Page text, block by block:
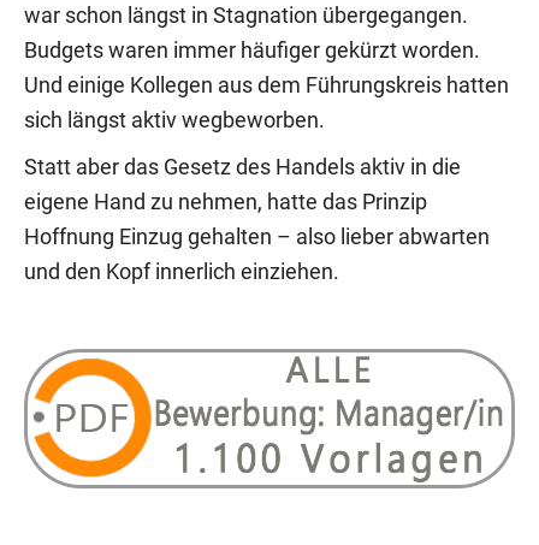
war schon längst in Stagnation übergegangen.
Budgets waren immer häufiger gekürzt worden.
Und einige Kollegen aus dem Führungskreis hatten
sich längst aktiv wegbeworben.
Statt aber das Gesetz des Handels aktiv in die
eigene Hand zu nehmen, hatte das Prinzip
Hoffnung Einzug gehalten – also lieber abwarten
und den Kopf innerlich einziehen.